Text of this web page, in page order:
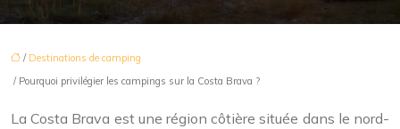
/ Destinations de camping
/ Pourquoi privilégier les campings sur la Costa Brava ?
La Costa Brava est une région côtière située dans le nord-